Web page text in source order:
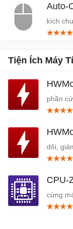
Auto-
kích
Tiện Ích Máy
phần
dõi,
CPU-
cứng